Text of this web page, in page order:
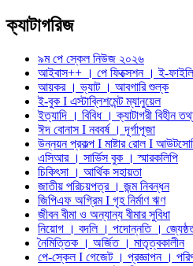
ক্যাটাগরিজ
৯ম পে স্কেল নিউজ ২০২৬
আইবাস++ । পে ফিক্সেশন । ই-
আয়কর । ভ্যাট । আবগারি শুল্ক
ই-বুক I এস্টাব্লিশমেন্ট ম্যানুয়েল
ইত্যাদি । বিবিধ । ক্যাটাগরী বিহীন
ঈদ বোনাস I নববর্ষ । দূর্গাপূজা
উন্নয়ন প্রকল্প I মাষ্টার রোল I
এসিআর । সার্ভিস বুক । স্মারকলিপি
চিকিৎসা । আর্থিক সহায়তা
জাতীয় পরিচয়পত্র । জন্ম নিবন্ধন
জিপিএফ অগ্রিম I গৃহ নির্মাণ ঋণ
জীবন বীমা ও অন্যান্য বীমার সুবিধা
নিয়োগ । বদলি । পদোন্নতি ।
নৈমিত্তিক । অর্জিত । মাতৃত্বকালীন
পে-স্কেল I গেজেট । প্রজ্ঞাপন ।